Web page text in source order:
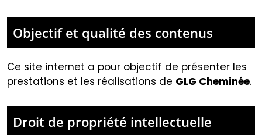
Objectif et qualité des contenus
Ce site internet a pour objectif de présenter les
prestations et les réalisations de GLG Cheminée.
Droit de propriété intellectuelle